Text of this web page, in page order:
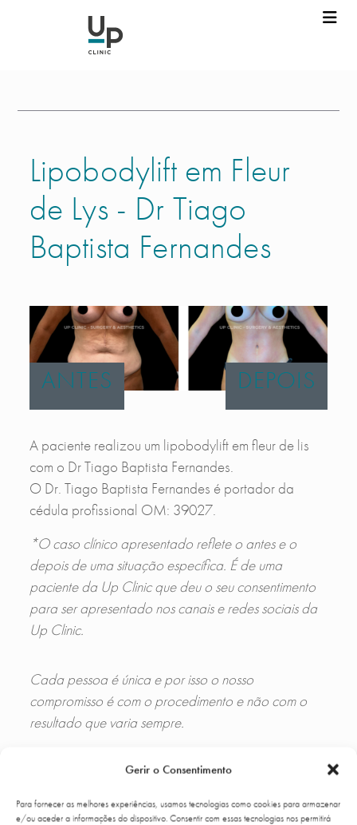
Gerir o Consentimento
Para fornecer as melhores experiências, usamos tecnologias como cookies para armazenar
e/ou aceder a informações do dispositivo. Consentir com essas tecnologias nos permitirá
Lipobodylift em Fleur
de Lys - Dr Tiago
Baptista Fernandes
ANTES DEPOIS
A paciente realizou um lipobodylift em fleur de lis
com o Dr Tiago Baptista Fernandes.
O Dr. Tiago Baptista Fernandes é portador da
cédula profissional OM: 39027.
*O caso clínico apresentado reflete o antes e o
depois de uma situação específica. É de uma
paciente da Up Clinic que deu o seu consentimento
para ser apresentado nos canais e redes sociais da
Up Clinic.
Cada pessoa é única e por isso o nosso
compromisso é com o procedimento e não com o
resultado que varia sempre.